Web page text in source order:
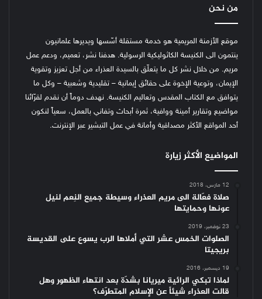
من نحن
موقع الأزمنة المريمية هو خدمة مستقلة أسّسها ويديرها علمانيون
ينتمون الى الكنيسة الكاثوليكية الرسولية. هدفنا نشر، تعميم، ودعم عمل
مريم. من خلال نشر كل ما يتعلّق بالسيدة العذراء من أجل تعزيز وتقوية
الإيمان، وتوعية الإخوة على حقائق إيمانية – تقليدية وشعبية – وكل ما
يتوافق مع الكتاب المقدس وتعاليم الكنيسة. نهدف دوماً أن نقدم لقرّائنا
مواضيع وتقارير أمينة ووافية، ثمرة أبحاث وتفاني بالعمل، سعياً لنكون
أحد المواقع الأكثر مصداقية وأمانة في عمل التبشير عبر الإنترنت.
المواضيع الأكثر زيارة
12 مارس، 2018
صلاة فعّالة الى مريم العذراء وسيطة جميع النِعم لنيل
عونها وحمايتها
23 نوفمبر، 2019
الصلوات الخمس عشر التي أملاها الرب يسوع على القديسة
بريجيتا
19 ديسمبر، 2016
لماذا تبكي الرائية ميريانا بشدّة بعد انتهاء الظهور وهل
قالت العذراء شيئاً عن الإسلام المتطرّف؟